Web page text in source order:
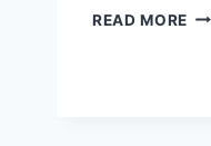
READ MORE